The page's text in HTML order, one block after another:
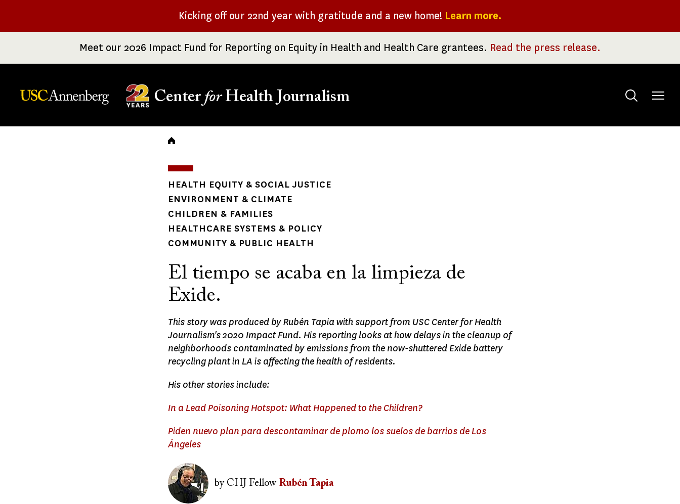
Kicking off our 22nd year with gratitude and a new home! Learn more.
Meet our 2026 Impact Fund for Reporting on Equity in Health and Health Care grantees. Read the press release.
Center forHealth Journalism
Toggle
Breadcrumb
HEALTH EQUITY & SOCIAL JUSTICE
ENVIRONMENT & CLIMATE
CHILDREN & FAMILIES
HEALTHCARE SYSTEMS & POLICY
COMMUNITY & PUBLIC HEALTH
El tiempo se acaba en la limpieza de
Exide.
This story was produced by Rubén Tapia with support from USC Center for Health
Journalism's 2020 Impact Fund. His reporting looks at how delays in the cleanup of
neighborhoods contaminated by emissions from the now-shuttered Exide battery
recycling plant in LA is affecting the health of residents.
His other stories include:
In a Lead Poisoning Hotspot: What Happened to the Children?
Piden nuevo plan para descontaminar de plomo los suelos de barrios de Los
Ángeles
Image
byCHJ Fellow Rubén Tapia